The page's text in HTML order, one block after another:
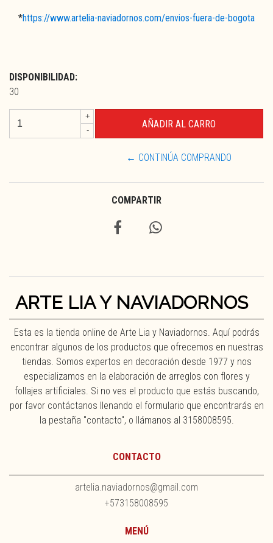
*https://www.artelia-naviadornos.com/envios-fuera-de-bogota
DISPONIBILIDAD:
30
+
-
← CONTINÚA COMPRANDO
COMPARTIR
ARTE LIA Y NAVIADORNOS
Esta es la tienda online de Arte Lia y Naviadornos. Aquí podrás
encontrar algunos de los productos que ofrecemos en nuestras
tiendas. Somos expertos en decoración desde 1977 y nos
especializamos en la elaboración de arreglos con flores y
follajes artificiales. Si no ves el producto que estás buscando,
por favor contáctanos llenando el formulario que encontrarás en
la pestaña "contacto", o llámanos al 3158008595.
CONTACTO
artelia.naviadornos@gmail.com
+573158008595
MENÚ